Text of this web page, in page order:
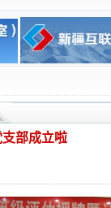
部成立啦